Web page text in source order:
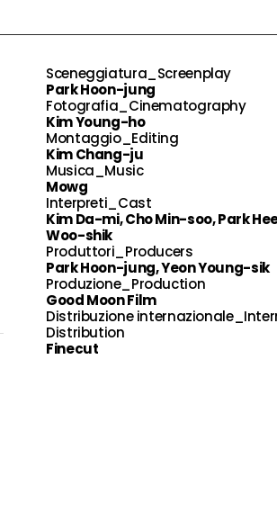
Sceneggiatura_Screenplay
Park Hoon-jung
Fotografia_Cinematography
Kim Young-ho
Montaggio_Editing
Kim Chang-ju
Musica_Music
Mowg
Interpreti_Cast
Kim Da-mi, Cho Min-soo, Park
Woo-shik
Produttori_Producers
Park Hoon-jung, Yeon Young-sik
Produzione_Production
Good Moon Film
Distribuzione
Distribution
Finecut